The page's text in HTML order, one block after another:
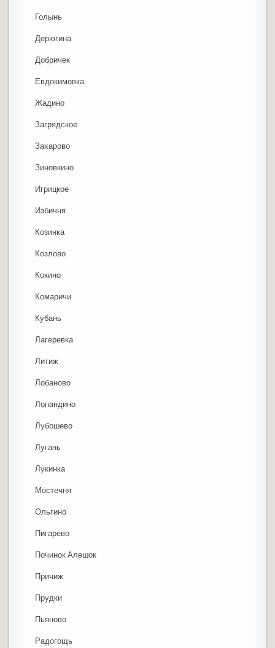
Голынь
Дерюгина
Добричек
Евдокимовка
Жадино
Загрядское
Захарово
Зиновкино
Игрицкое
Избичня
Козинка
Козлово
Кокино
Комаричи
Кубань
Лагеревка
Литиж
Лобаново
Лопандино
Лубошево
Лугань
Лукинка
Мостечня
Ольгино
Пигарево
Починок Алешок
Причиж
Прудки
Пьяново
Радогощь